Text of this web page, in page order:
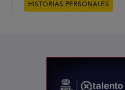
HISTORIAS PERSONALES